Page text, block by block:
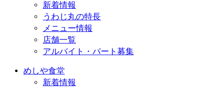
新着情報
うわじ丸の特長
メニュー情報
店舗一覧
アルバイト・パート募集
めしや食堂
新着情報